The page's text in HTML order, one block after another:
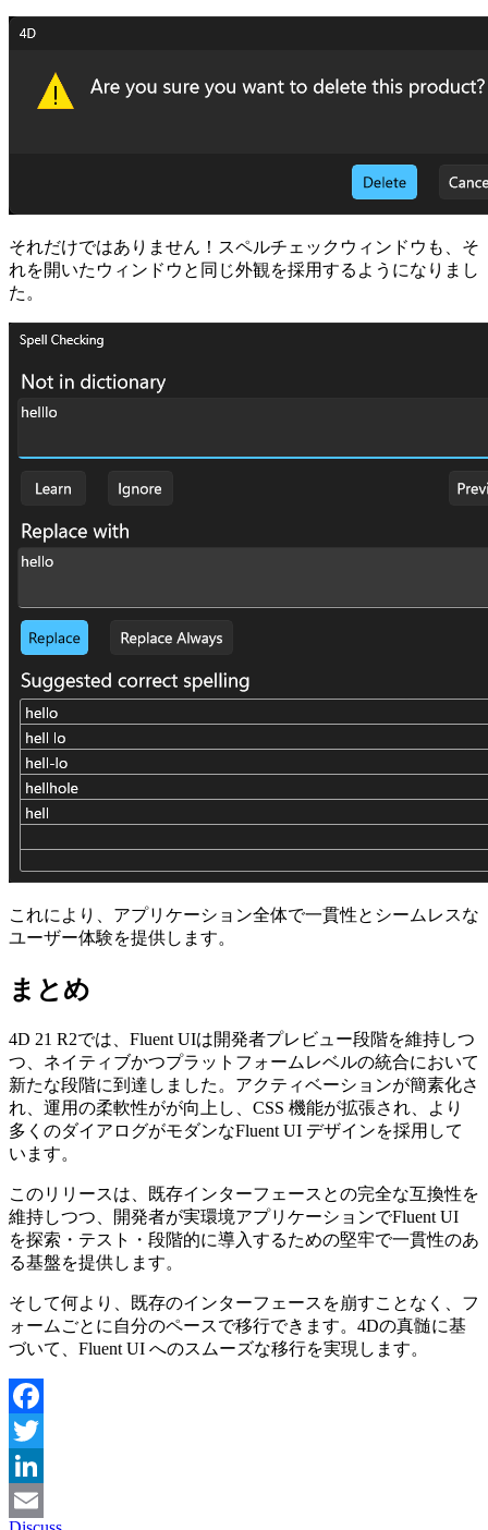
それだけではありません！スペルチェックウィンドウも、そ
れを開いたウィンドウと同じ外観を採用するようになりまし
た。
これにより、アプリケーション全体で一貫性とシームレスな
ユーザー体験を提供します。
まとめ
4D 21 R2では、Fluent UIは開発者プレビュー段階を維持しつ
つ、ネイティブかつプラットフォームレベルの統合において
新たな段階に到達しました。アクティベーションが簡素化さ
れ、運用の柔軟性がが向上し、CSS 機能が拡張され、より
多くのダイアログがモダンなFluent UI デザインを採用して
います。
このリリースは、既存インターフェースとの完全な互換性を
維持しつつ、開発者が実環境アプリケーションでFluent UI
を探索・テスト・段階的に導入するための堅牢で一貫性のあ
る基盤を提供します。
そして何より、既存のインターフェースを崩すことなく、フ
ォームごとに自分のペースで移行できます。4Dの真髄に基
づいて、Fluent UI へのスムーズな移行を実現します。
Facebook
Twitter
LinkedIn